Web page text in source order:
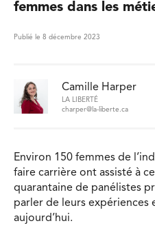
femmes dans les
Publié le 8 décembre 2023
Camille Harper
LA LIBERTÉ
charper@la-liberte.ca
Environ 150 femmes de
faire carrière ont assisté à
quarantaine de panélistes
parler de leurs expériences
aujourd’hui.